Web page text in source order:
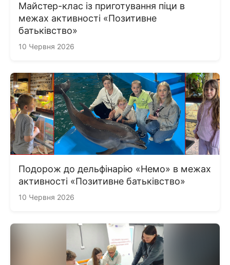
Майстер-клас із приготування піци в
межах активності «Позитивне
батьківство»
10 Червня 2026
Подорож до дельфінарію «Немо» в межах
активності «Позитивне батьківство»
10 Червня 2026